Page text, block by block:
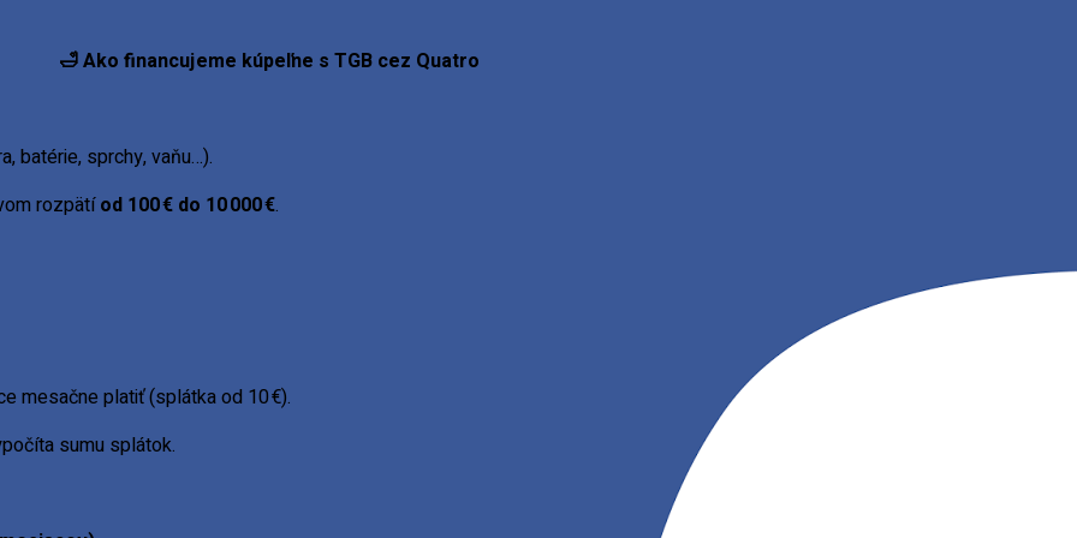
vyústenia
🛁 Ako financujeme kúpeľne s TGB cez Quatro
batérie, sprchy, vaňu…).
rozpätíod 100 € do 10 000 €.
mesačne platiť (splátka od 10 €).
sumu splátok.